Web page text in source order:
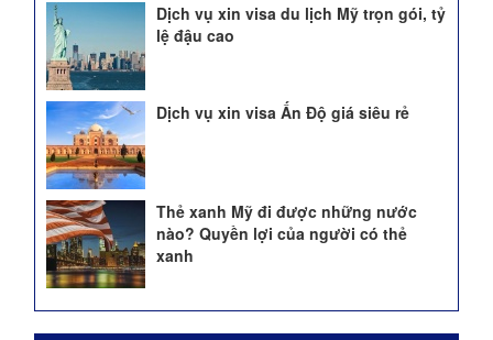
Dịch vụ xin visa du lịch Mỹ trọn gói, tỷ
lệ đậu cao
Dịch vụ xin visa Ấn Độ giá siêu rẻ
Thẻ xanh Mỹ đi được những nước
nào? Quyền lợi của người có thẻ
xanh